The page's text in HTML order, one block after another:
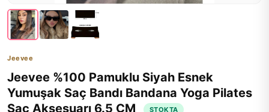
Jeevee
Jeevee %100 Pamuklu Siyah Esnek
Yumuşak Saç Bandı Bandana Yoga Pilates
Saç Aksesuarı 6.5 CM
STOKTA